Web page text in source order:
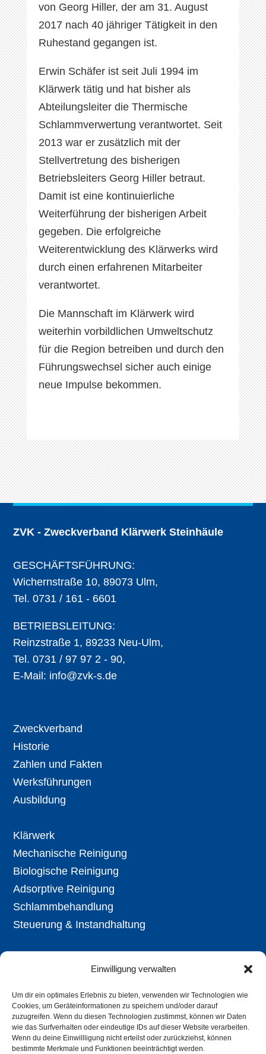
Einwilligung verwalten
Um dir ein optimales Erlebnis zu bieten, verwenden wir Technologien wie
Cookies, um Geräteinformationen zu speichern und/oder darauf
zuzugreifen. Wenn du diesen Technologien zustimmst, können wir Daten
wie das Surfverhalten oder eindeutige IDs auf dieser Website verarbeiten.
Wenn du deine Einwillligung nicht erteilst oder zurückziehst, können
bestimmte Merkmale und Funktionen beeinträchtigt werden.
von Georg Hiller, der am 31. August
2017 nach 40 jähriger Tätigkeit in den
Ruhestand gegangen ist.
Erwin Schäfer ist seit Juli 1994 im
Klärwerk tätig und hat bisher als
Abteilungsleiter die Thermische
Schlammverwertung verantwortet. Seit
2013 war er zusätzlich mit der
Stellvertretung des bisherigen
Betriebsleiters Georg Hiller betraut.
Damit ist eine kontinuierliche
Weiterführung der bisherigen Arbeit
gegeben. Die erfolgreiche
Weiterentwicklung des Klärwerks wird
durch einen erfahrenen Mitarbeiter
verantwortet.
Die Mannschaft im Klärwerk wird
weiterhin vorbildlichen Umweltschutz
für die Region betreiben und durch den
Führungswechsel sicher auch einige
neue Impulse bekommen.
ZVK - Zweckverband Klärwerk Steinhäule
GESCHÄFTSFÜHRUNG:
Wichernstraße 10, 89073 Ulm,
Tel. 0731 / 161 - 6601
BETRIEBSLEITUNG:
Reinzstraße 1, 89233 Neu-Ulm,
Tel. 0731 / 97 97 2 - 90,
E-Mail: info@zvk-s.de
Zweckverband
Historie
Zahlen und Fakten
Werksführungen
Ausbildung
Klärwerk
Mechanische Reinigung
Biologische Reinigung
Adsorptive Reinigung
Schlammbehandlung
Steuerung & Instandhaltung
Öffentl. Bekanntmachungen
Stellenangebote
Kontakt
Barrierefreiheit